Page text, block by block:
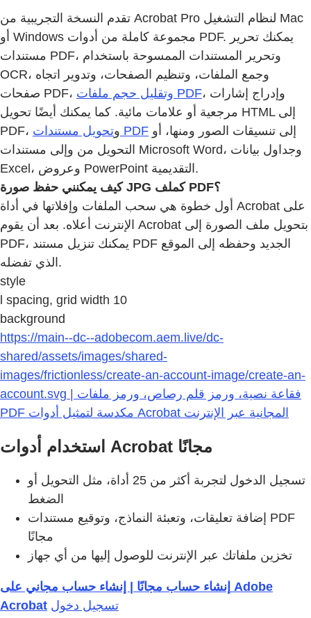
تقدم النسخة التجريبية من Acrobat Pro لنظام التشغيل Mac
أو Windows مجموعة كاملة من أدوات PDF. يمكنك تحرير
مستندات PDF، وتحرير المستندات الممسوحة باستخدام
OCR، وجمع الملفات، وتنظيم الصفحات، وتدوير اتجاه
صفحات PDF،
وتقليل حجم ملفات PDF، وإدراج إشارات
مرجعية أو علامات مائية. كما يمكنك أيضًا تحويل HTML إلى
PDF، و تحويل مستندات PDF
التحويل من وإلى مستندات Microsoft Word، وجداول بيانات
Excel، وعروض PowerPoint التقديمية.
كيف يمكنني حفظ صورة JPG كملف PDF؟
أول خطوة هي سحب الملفات وإفلاتها في أداة Acrobat على
الإنترنت أعلاه. بعد أن يقوم Acrobat بتحويل ملف الصورة إلى
PDF، يمكنك تنزيل مستند PDF الجديد وحفظه إلى الموقع
الذي تفضله.
style
l spacing, grid width 10
background
https://main--dc--adobecom.aem.live/dc-
shared/assets/images/shared-
images/frictionless/create-an-account-image/create-an-
account.svg | فقاعة نصية، ورمز قلم رصاص، ورمز ملفات
PDF مكدسة لتمثيل أدوات Acrobat المجانية عبر الإنترنت
استخدام أدوات Acrobat مجانًا
تسجيل الدخول لتجربة أكثر من 25 أداة، مثل التحويل أو
الضغط
إضافة تعليقات، وتعبئة النماذج، وتوقيع مستندات PDF
مجانًا
تخزين ملفاتك عبر الإنترنت للوصول إليها من أي جهاز
إنشاء حساب مجانًا | إنشاء حساب مجاني على Adobe
Acrobat تسجيل دخول